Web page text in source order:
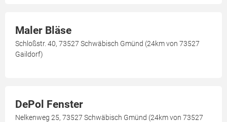
Maler Bläse
Schloßstr. 40, 73527 Schwäbisch Gmünd (24km von 73527
Gaildorf)
DePol Fenster
Nelkenweg 25, 73527 Schwäbisch Gmünd (24km von 73527